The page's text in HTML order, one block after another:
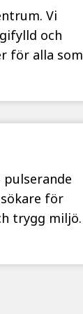
Vi
och
för alla som
för
trygg miljö.